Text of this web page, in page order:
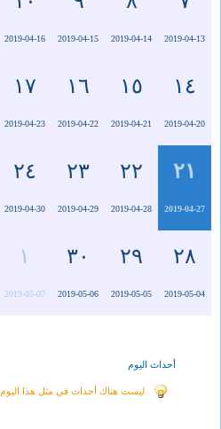
2019-04-13
2019-04-14
2019-04-15
2019-04-16
١٤
2019-04-20
١٥
2019-04-21
١٦
2019-04-22
١٧
2019-04-23
٢١
2019-04-27
٢٢
2019-04-28
٢٣
2019-04-29
٢٤
2019-04-30
٢٨
2019-05-04
٢٩
2019-05-05
٣٠
2019-05-06
١
2019-05-07
أحداث اليوم
ليست هناك أحداث في مثل هذا اليوم